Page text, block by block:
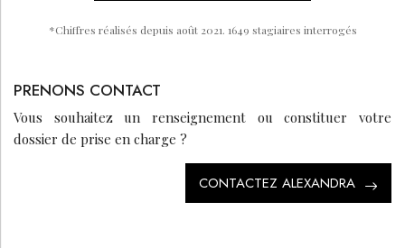
*Chiffres réalisés depuis août 2021. 1649 stagiaires interrogés
PRENONS CONTACT
Vous souhaitez un renseignement ou constituer votre
dossier de prise en charge ?
CONTACTEZ ALEXANDRA